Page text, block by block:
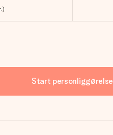
Start personliggørelse